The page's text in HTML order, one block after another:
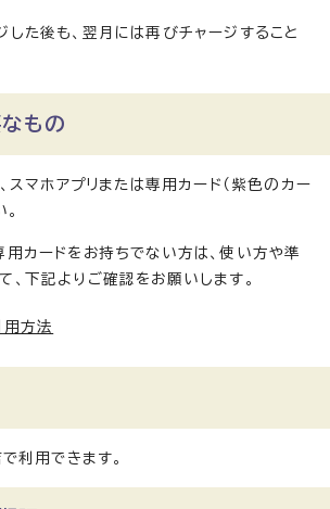
した後も、翌月には再びチャージすること
もの
スマホアプリまたは専用カード（紫色のカー
用カードをお持ちでない方は、使い方や準
、下記よりご確認をお願いします。
用方法
利用できます。